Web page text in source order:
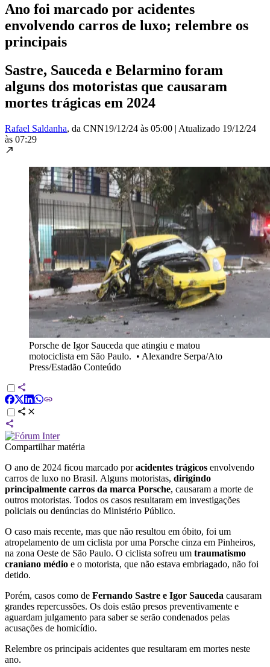
Ano foi marcado por acidentes
envolvendo carros de luxo; relembre os
principais
Sastre, Sauceda e Belarmino foram
alguns dos motoristas que causaram
mortes trágicas em 2024
Rafael Saldanha, da CNN19/12/24 às 05:00 | Atualizado 19/12/24
às 07:29
Porsche de Igor Sauceda que atingiu e matou
motociclista em São Paulo. • Alexandre Serpa/Ato
Press/Estadão Conteúdo
Compartilhar matéria
O ano de 2024 ficou marcado poracidentes trágicos envolvendo
carros de luxo no Brasil. Alguns motoristas, dirigindo
principalmente carros da marca Porsche, causaram a morte de
outros motoristas. Todos os casos resultaram em investigações
policiais ou denúncias do Ministério Público.
O caso mais recente, mas que não resultou em óbito, foi um
atropelamento de um ciclista por uma Porsche cinza em Pinheiros,
na zona Oeste de São Paulo. O ciclista sofreu um traumatismo
craniano médio e o motorista, que não estava embriagado, não foi
detido.
Porém, casos como de Fernando Sastre e Igor Sauceda causaram
grandes repercussões. Os dois estão presos preventivamente e
aguardam julgamento para saber se serão condenados pelas
acusações de homicídio.
Relembre os principais acidentes que resultaram em mortes neste
ano.